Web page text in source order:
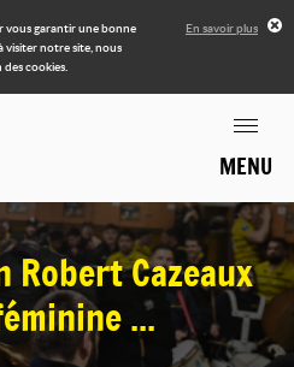
vous garantir une bonne
visiter notre site, nous
cookies.
En savoir plus
MENU
Robert Cazeaux
...